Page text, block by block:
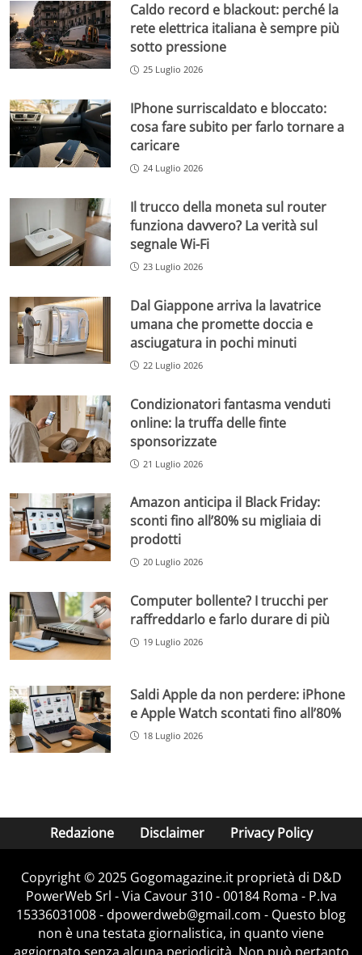
Caldo record e blackout: perché la
rete elettrica italiana è sempre più
sotto pressione
25 Luglio 2026
IPhone surriscaldato e bloccato:
cosa fare subito per farlo tornare a
caricare
24 Luglio 2026
Il trucco della moneta sul router
funziona davvero? La verità sul
segnale Wi-Fi
23 Luglio 2026
Dal Giappone arriva la lavatrice
umana che promette doccia e
asciugatura in pochi minuti
22 Luglio 2026
Condizionatori fantasma venduti
online: la truffa delle finte
sponsorizzate
21 Luglio 2026
Amazon anticipa il Black Friday:
sconti fino all’80% su migliaia di
prodotti
20 Luglio 2026
Computer bollente? I trucchi per
raffreddarlo e farlo durare di più
19 Luglio 2026
Saldi Apple da non perdere: iPhone
e Apple Watch scontati fino all’80%
18 Luglio 2026
Redazione Disclaimer Privacy Policy
Copyright © 2025 Gogomagazine.it proprietà di D&D
PowerWeb Srl - Via Cavour 310 - 00184 Roma - P.Iva
15336031008 - dpowerdweb@gmail.com - Questo blog
non è una testata giornalistica, in quanto viene